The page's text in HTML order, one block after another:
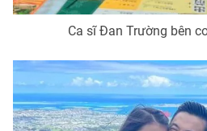
Ca sĩ Đan Trường bên